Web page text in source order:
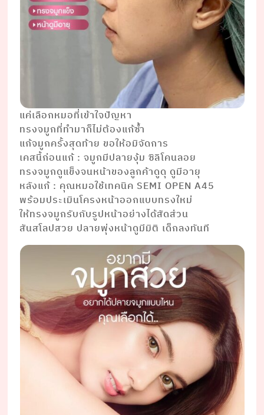
แค่เลือกหมอที่เข้าใจปัญหา
ทรงจมูกที่ทำมาก็ไม่ต้องแก้ซ้ำ
แก้จมูกครั้งสุดท้าย ขอให้อมิจัดการ
เคสนี้ก่อนแก้ : จมูกมีปลายงุ้ม ซิลิโคนลอย
ทรงจมูกดูแข็งจนหน้าของลูกค้าดูดุ ดูมีอายุ
หลังแก้ : คุณหมอใช้เทคนิค SEMI OPEN A45
พร้อมประเมินโครงหน้าออกแบบทรงใหม่
ให้ทรงจมูกรับกับรูปหน้าอย่างได้สัดส่วน
สันสโลปสวย ปลายพุ่งหน้าดูมีมิติ เด็กลงทันที